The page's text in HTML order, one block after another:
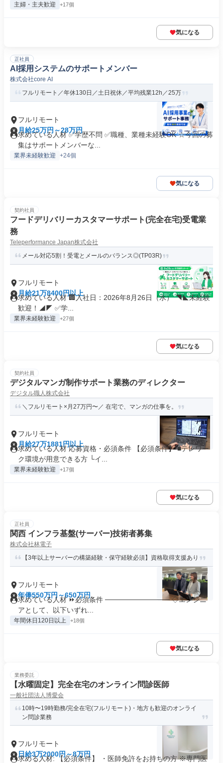
主婦・主夫歓迎 +17個
気になる
正社員
AI採用システムのサポートメンバー
株式会社core AI
フルリモート／年休130日／土日祝休／平均残業12h／25万
フルリモート
月給25万円～28万円
求めている人材 ✅学歴不問 ✅職種、業種未経験OK ☆今回の募
集はサポートメンバーな...
業界未経験歓迎 +24個
気になる
契約社員
フードデリバリーカスタマーサポート(完全在宅)受電業
務
Teleperformance Japan株式会社
メール対応5割！受電とメールのバランス◎(TP03R)
フルリモート
月給21万8400円以上
求めている人材 🏢入社日：2026年8月26日（水） ◥◣未経験
歓迎！◢◤ ✅学...
業界未経験歓迎 +27個
気になる
契約社員
デジタルマンガ制作サポート業務のディレクター
デジタル職人株式会社
＼フルリモート×月27万円〜／ 在宅で、マンガの仕事を。
フルリモート
月給27万1881円以上
求めている人材 応募資格・必須条件 【必須条件】 ■テレワー
ク環境が用意できる方 └イ...
業界未経験歓迎 +17個
気になる
正社員
関西 インフラ基盤(サーバー)技術者募集
株式会社林電子
【3年以上サーバーの構築経験・保守経験必須】資格取得支援あり
フルリモート
年俸550万円～650万円
求めている人材 ⏩必須条件 ───────────── ◇エンジニ
アとして、以下いずれ...
年間休日120日以上 +18個
気になる
業務委託
【水曜固定】完全在宅のオンライン問診医師
一般社団法人博愛会
10時〜19時勤務/完全在宅(フルリモート)・地方も歓迎のオンライ
ン問診業務
フルリモート
日給3万2000円～8万円
求める人材: 【必須条件】 ・医師免許をお持ちの方 ※専門医